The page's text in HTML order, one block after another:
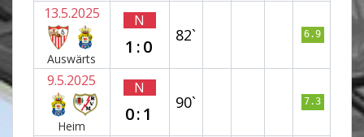
13.5.2025
Auswärts
N
1:0
82` 6.9
9.5.2025
Heim
N
0:1
90` 7.3